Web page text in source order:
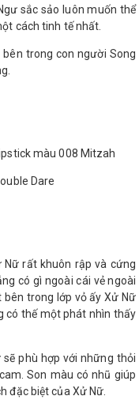
sắc sảo luôn muốn thể
cách tinh tế nhất.
trong con người Song
màu 008 Mitzah
Dare
rất khuôn rập và cứng
có gì ngoài cái vẻ ngoài
trong lớp vỏ ấy Xử Nữ
có thế một phát nhìn thấy
phù hợp với những thỏi
Son màu có nhũ giúp
đặc biệt của Xử Nữ.